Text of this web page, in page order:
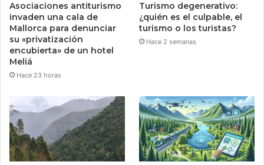
Asociaciones antiturismo
invaden una cala de
Mallorca para denunciar
su «privatización
encubierta» de un hotel
Meliá
Hace 23 horas
Turismo degenerativo:
¿quién es el culpable, el
turismo o los turistas?
Hace 2 semanas